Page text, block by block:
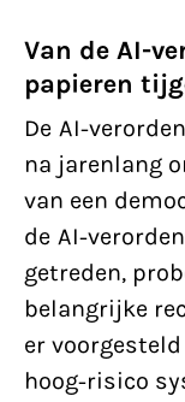
Van de AI-
papieren
De AI-
na jarenlang
van een
de AI-
getreden,
belangrijke
er
hoog-risico